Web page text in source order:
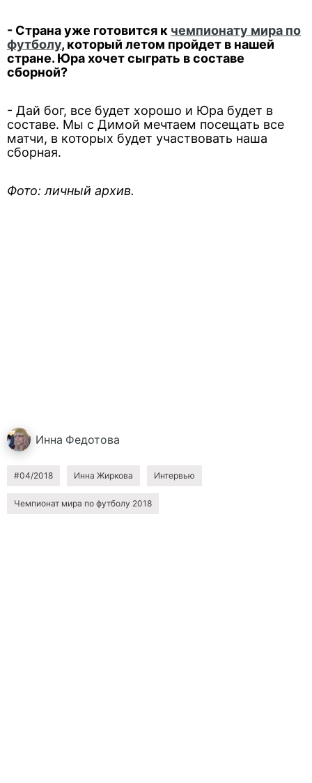
- Страна уже готовится к чемпионату мира по
футболу, который летом пройдет в нашей
стране. Юра хочет сыграть в составе
сборной?
- Дай бог, все будет хорошо и Юра будет в
составе. Мы с Димой мечтаем посещать все
матчи, в которых будет участвовать наша
сборная.
Фото: личный архив.
Инна Федотова
#04/2018 Инна Жиркова Интервью
Чемпионат мира по футболу 2018